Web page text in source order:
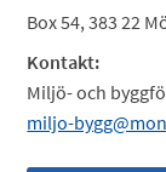
Box 54, 383 22
Kontakt:
Miljö- och
miljo-